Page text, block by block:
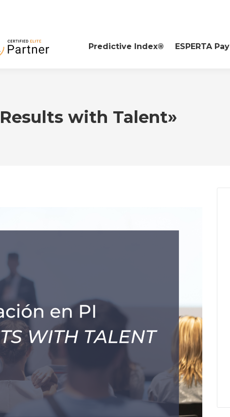
Predictive Index® ESPERTA Pay
with Talent»